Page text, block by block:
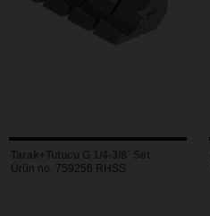
Tarak+Tutucu G 1/4-3/8¨ Set
Ürün no. 759256 RHSS